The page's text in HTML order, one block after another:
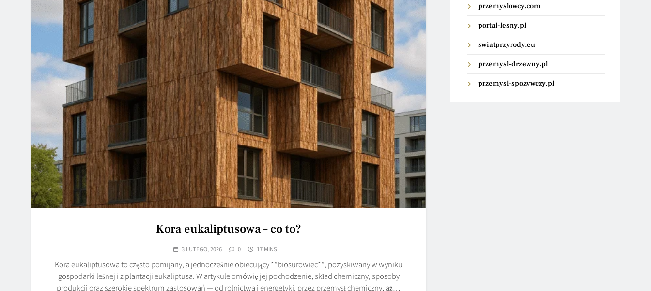
Kora eukaliptusowa – co to?
3 LUTEGO, 2026 0 17 MINS
Kora eukaliptusowa to często pomijany, a jednocześnie obiecujący **biosurowiec**, pozyskiwany w wyniku
gospodarki leśnej i z plantacji eukaliptusa. W artykule omówię jej pochodzenie, skład chemiczny, sposoby
produkcji oraz szerokie spektrum zastosowań — od rolnictwa i energetyki, przez przemysł chemiczny, aż…
przemyslowcy.com
portal-lesny.pl
swiatprzyrody.eu
przemysl-drzewny.pl
przemysl-spozywczy.pl